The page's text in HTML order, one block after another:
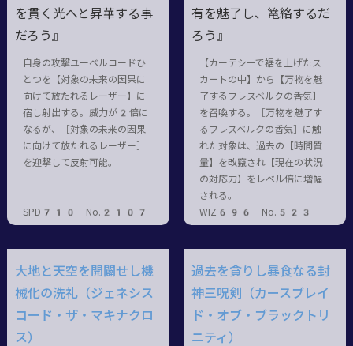
を貫く光へと昇華する事
だろう』
自身の攻撃ユーベルコードひ
とつを【対象の未来の因果に
向けて放たれるレーザー】に
宿し射出する。威力が2倍に
なるが、［対象の未来の因果
に向けて放たれるレーザー］
を迎撃して反射可能。
SPD710 No.2107
有を魅了し、篭絡するだ
ろう』
【カーテシーで裾を上げたス
カートの中】から【万物を魅
了するフレスベルクの香気】
を召喚する。［万物を魅了す
るフレスベルクの香気］に触
れた対象は、過去の【時間質
量】を改竄され【現在の状況
の対応力】をレベル倍に増幅
される。
WIZ696 No.523
大地と天空を開闢せし機
械化の洗礼（ジェネシス
コード・ザ・マキナクロ
ス）
過去を貪りし暴食なる封
神三呪剣（カースブレイ
ド・オブ・ブラックトリ
ニティ）